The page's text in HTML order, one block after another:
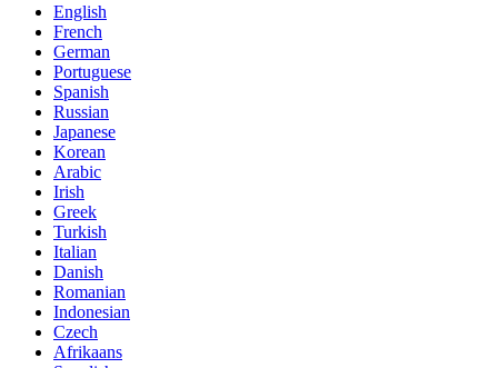
English
French
German
Portuguese
Spanish
Russian
Japanese
Korean
Arabic
Irish
Greek
Turkish
Italian
Danish
Romanian
Indonesian
Czech
Afrikaans